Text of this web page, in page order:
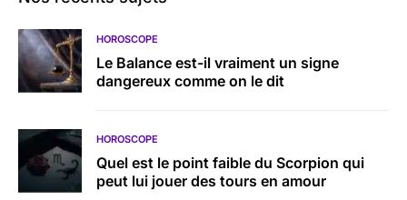
HOROSCOPE
Le Balance est-il vraiment un signe
dangereux comme on le dit
HOROSCOPE
Quel est le point faible du Scorpion qui
peut lui jouer des tours en amour